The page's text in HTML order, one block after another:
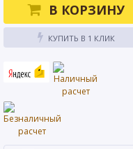
В КОРЗИНУ
КУПИТЬ В 1 КЛИК